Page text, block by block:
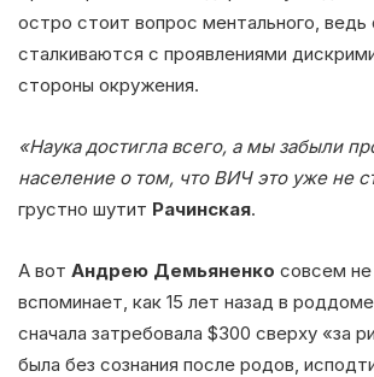
остро стоит вопрос ментального, ведь
сталкиваются с проявлениями
стороны окружения.
«Наука достигла всего, а мы забыли
население о том, что ВИЧ это уже не
грустно шутит Рачинская.
А вот Андрею Демьяненко совсем
вспоминает, как 15 лет назад в
сначала затребовала $300 сверху «за
была без сознания после родов,